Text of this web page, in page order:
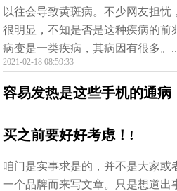
以往会导致黄斑病。不少网友担
很明显，不知是否是这种疾病的前
病变是一类疾病，其病因有很多。
2021-02-18 08:59:33
容易发热是这些手机的通病
买之前要好好考虑！!
咱门是实事求是的，并不是大家或
一个品牌而来写文章。只是想道出